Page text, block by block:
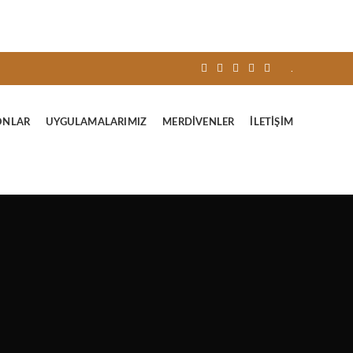
UYGULAMALARIMIZ MERDIVENLER İLETIŞIM